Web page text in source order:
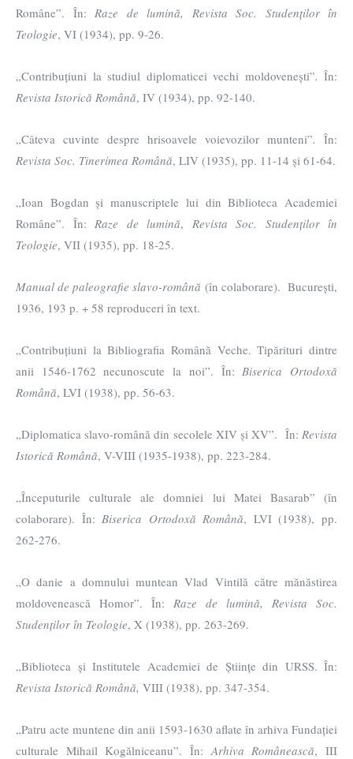
Române”. În: Raze de lumină, Revista Soc. Studenților în
Teologie, VI (1934), pp. 9-26.
„Contribuțiuni la studiul diplomaticei vechi moldovenești”. În:
Revista Istorică Română, IV (1934), pp. 92-140.
„Câteva cuvinte despre hrisoavele voievozilor munteni”. În:
Revista Soc. Tinerimea Română, LIV (1935), pp. 11-14 și 61-64.
„Ioan Bogdan și manuscriptele lui din Biblioteca Academiei
Române”. În: Raze de lumină, Revista Soc. Studenților în
Teologie, VII (1935), pp. 18-25.
Manual de paleografie slavo-română (în colaborare). București,
1936, 193 p. + 58 reproduceri în text.
„Contribuțiuni la Bibliografia Română Veche. Tipărituri dintre
anii 1546-1762 necunoscute la noi”. În: Biserica Ortodoxă
Română, LVI (1938), pp. 56-63.
„Diplomatica slavo-română din secolele XIV și XV”. În: Revista
Istorică Română, V-VIII (1935-1938), pp. 223-284.
„Începuturile culturale ale domniei lui Matei Basarab” (în
colaborare). În: Biserica Ortodoxă Română, LVI (1938), pp.
262-276.
„O danie a domnului muntean Vlad Vintilă către mănăstirea
moldovenească Homor”. În: Raze de lumină, Revista Soc.
Studenților în Teologie, X (1938), pp. 263-269.
„Biblioteca și Institutele Academiei de Științe din URSS. În:
Revista Istorică Română, VIII (1938), pp. 347-354.
„Patru acte muntene din anii 1593-1630 aflate în arhiva Fundației
culturale Mihail Kogălniceanu”. În: Arhiva Românească, III